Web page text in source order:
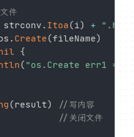
件
strconv . Itoa(i) +
. Create(fileName)
{
( "os.Create err1 = "
(result)
//写内容
//关闭文件